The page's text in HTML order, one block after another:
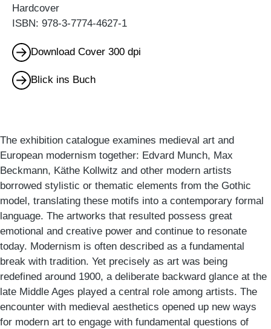
Hardcover
ISBN: 978-3-7774-4627-1
Download Cover 300 dpi
Blick ins Buch
The exhibition catalogue examines medieval art and
European modernism together: Edvard Munch, Max
Beckmann, Käthe Kollwitz and other modern artists
borrowed stylistic or thematic elements from the Gothic
model, translating these motifs into a contemporary formal
language. The artworks that resulted possess great
emotional and creative power and continue to resonate
today. Modernism is often described as a fundamental
break with tradition. Yet precisely as art was being
redefined around 1900, a deliberate backward glance at the
late Middle Ages played a central role among artists. The
encounter with medieval aesthetics opened up new ways
for modern art to engage with fundamental questions of